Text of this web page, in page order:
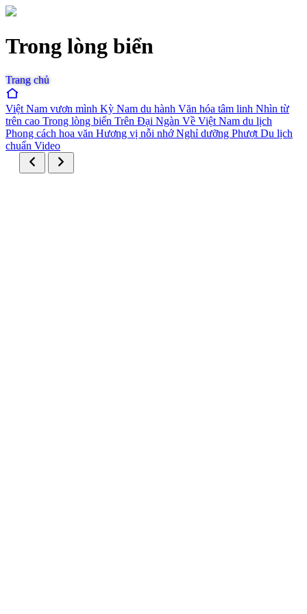
Trong lòng biển
Trang chủ
Việt Nam vươn mình Kỳ Nam du hành Văn hóa tâm linh Nhìn từ
trên cao Trong lòng biển Trên Đại Ngàn Về Việt Nam du lịch
Phong cách hoa văn Hương vị nỗi nhớNghỉ dưỡng Phượt Du lịch
chuẩn Video